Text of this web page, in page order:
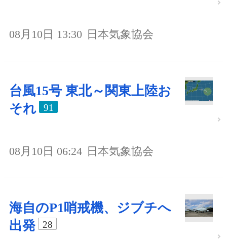
08月10日 13:30 日本気象協会
台風15号 東北～関東上陸お
それ
91
08月10日 06:24 日本気象協会
海自のP1哨戒機、ジブチへ
出発
28